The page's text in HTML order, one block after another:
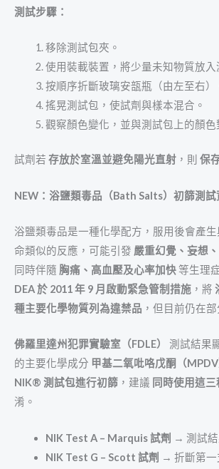
測試步驟：
移除測試包夾。
使用裝載裝置，將少量未知物質放入
按順序折斷玻璃安瓿瓶（由左至右）
搖晃測試包，使試劑與樣本混合。
觀察顏色變化，並與測試包上的顏色
試劑若 存放於室溫並避免陽光直射 ，則 保
NEW：浴鹽類毒品（Bath Salts）初篩測試
浴鹽類毒品是一種化學配方，服用後會產
命類似的反應，可能引發 嚴重幻覺、妄想
同時伴隨 胸痛、高血壓及心率加快 等生理
DEA 於 2011 年 9 月啟動緊急管制措施 ，將
種主要化學物質列為違禁品 ，但目前仍在
佛羅里達州犯罪實驗室（FDLE）
測試結果
的主要化學成分 甲基二氧吡咯戊酮（MPDV
NIK® 測試包進行初篩 ，建議 同時使用這
淆。
NIK Test A – Marquis 試劑 → 測試結
NIK Test G – Scott 試劑 → 折斷第一